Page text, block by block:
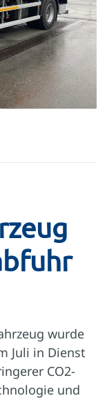
wurde
Juli in Dienst
CO2-
und